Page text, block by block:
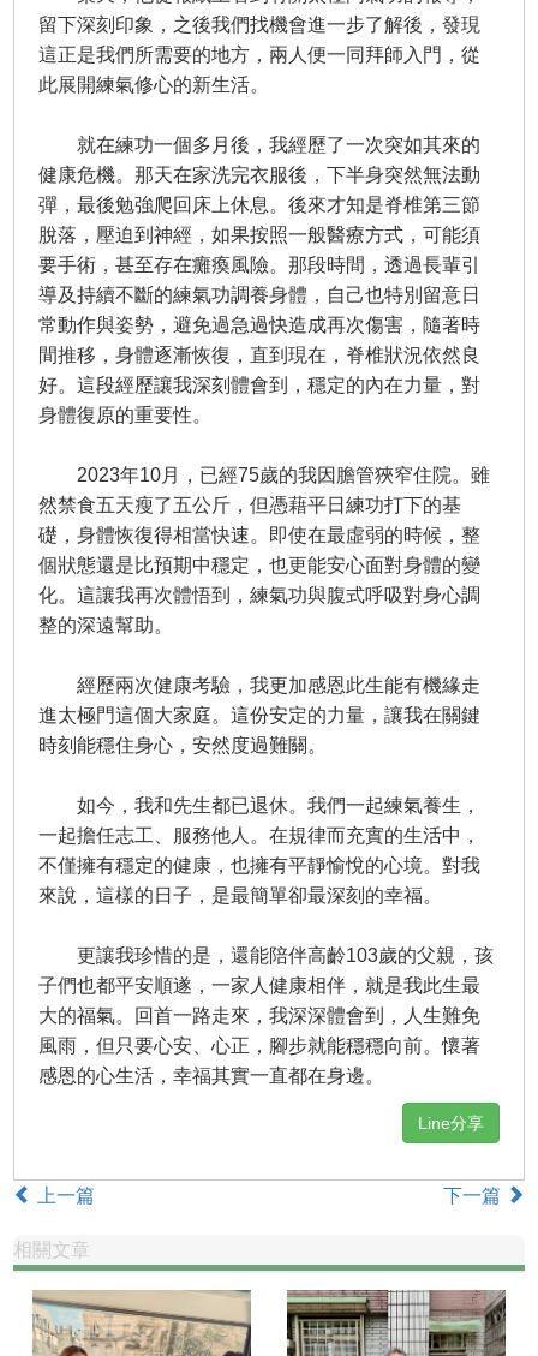
留下深刻印象，之後我們找機會進一步了解後，發現
這正是我們所需要的地方，兩人便一同拜師入門，從
此展開練氣修心的新生活。
就在練功一個多月後，我經歷了一次突如其來的
健康危機。那天在家洗完衣服後，下半身突然無法動
彈，最後勉強爬回床上休息。後來才知是脊椎第三節
脫落，壓迫到神經，如果按照一般醫療方式，可能須
要手術，甚至存在癱瘓風險。那段時間，透過長輩引
導及持續不斷的練氣功調養身體，自己也特別留意日
常動作與姿勢，避免過急過快造成再次傷害，隨著時
間推移，身體逐漸恢復，直到現在，脊椎狀況依然良
好。這段經歷讓我深刻體會到，穩定的內在力量，對
身體復原的重要性。
2023年10月，已經75歲的我因膽管狹窄住院。雖
然禁食五天瘦了五公斤，但憑藉平日練功打下的基
礎，身體恢復得相當快速。即使在最虛弱的時候，整
個狀態還是比預期中穩定，也更能安心面對身體的變
化。這讓我再次體悟到，練氣功與腹式呼吸對身心調
整的深遠幫助。
經歷兩次健康考驗，我更加感恩此生能有機緣走
進太極門這個大家庭。這份安定的力量，讓我在關鍵
時刻能穩住身心，安然度過難關。
如今，我和先生都已退休。我們一起練氣養生，
一起擔任志工、服務他人。在規律而充實的生活中，
不僅擁有穩定的健康，也擁有平靜愉悅的心境。對我
來說，這樣的日子，是最簡單卻最深刻的幸福。
更讓我珍惜的是，還能陪伴高齡103歲的父親，孩
子們也都平安順遂，一家人健康相伴，就是我此生最
大的福氣。回首一路走來，我深深體會到，人生難免
風雨，但只要心安、心正，腳步就能穩穩向前。懷著
感恩的心生活，幸福其實一直都在身邊。
Line分享
上一篇 下一篇
相關文章